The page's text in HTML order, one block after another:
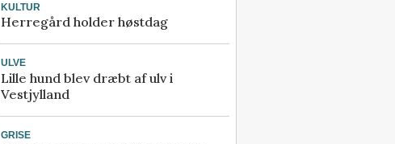
KULTUR
Herregård holder høstdag
ULVE
Lille hund blev dræbt af ulv i
Vestjylland
GRISE